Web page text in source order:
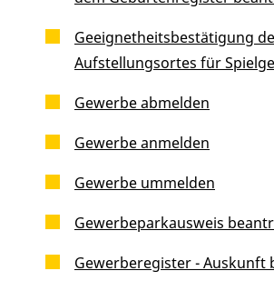
Geeignetheitsbestätigung
Aufstellungsortes für
Gewerbe abmelden
Gewerbe anmelden
Gewerbe ummelden
Gewerbeparkausweis
Gewerberegister - Auskunft